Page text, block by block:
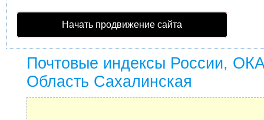
Начать продвижение сайта
Почтовые индексы России,
Область Сахалинская